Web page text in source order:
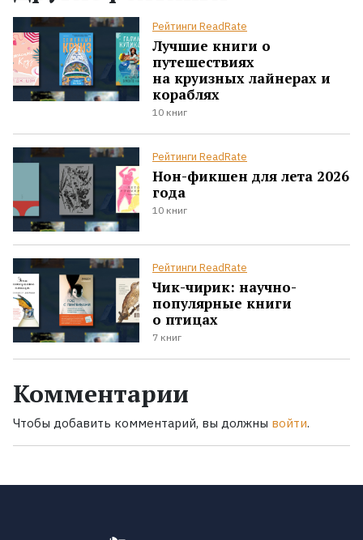
Рейтинги ReadRate
Лучшие книги о
путешествиях
на круизных лайнерах и
кораблях
10 книг
Рейтинги ReadRate
Нон-фикшен для лета 2026
года
10 книг
Рейтинги ReadRate
Чик-чирик: научно-
популярные книги
о птицах
7 книг
Комментарии
Чтобы добавить комментарий, вы должны войти.